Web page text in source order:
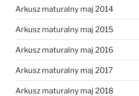
Arkusz maturalny maj 2014
Arkusz maturalny maj 2015
Arkusz maturalny maj 2016
Arkusz maturalny maj 2017
Arkusz maturalny maj 2018